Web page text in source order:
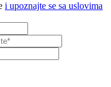
i upoznajte se sa uslovima